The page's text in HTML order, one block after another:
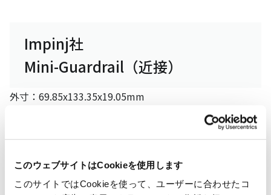
このウェブサイトはCookieを使用します
このサイトではCookieを使って、ユーザーに合わせたコ
Impinj社
Mini-Guardrail（近接）
外寸：69.85x133.35x19.05mm